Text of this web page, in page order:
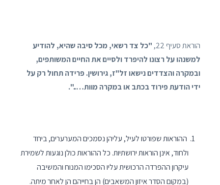
הוראת סעיף 22,
"כל צד רשאי, מכל סיבה שהיא, להודיע
למשנהו על רצונו להיפרד ולסיים את החיים המשותפים,
ובמקרה והצדדים נישאו זל"ז, גירושין. פרידה תחול רק על
ידי הודעת פירוד בכתב או במקרה מוות…..".
ההוראות שפורטו לעיל, עליהן נסמכים המערערים, ביחד
ולחוד, אינן הוראות ירושתיות. כל ההוראות כולן נוגעות לשמירת
עיקרון ההפרדה הרכושית עליו הסכימו המנוח והמשיבה
(במקום הסדר איזון המשאבים) הן בחייהם הן לאחר מיתה.